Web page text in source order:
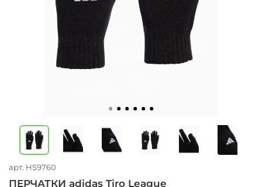
арт. HS9760
ПЕРЧАТКИ adidas Tiro League